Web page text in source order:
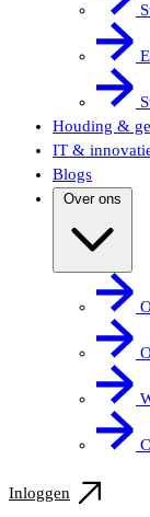
Houding &
IT &
Blogs
Over ons
Inloggen